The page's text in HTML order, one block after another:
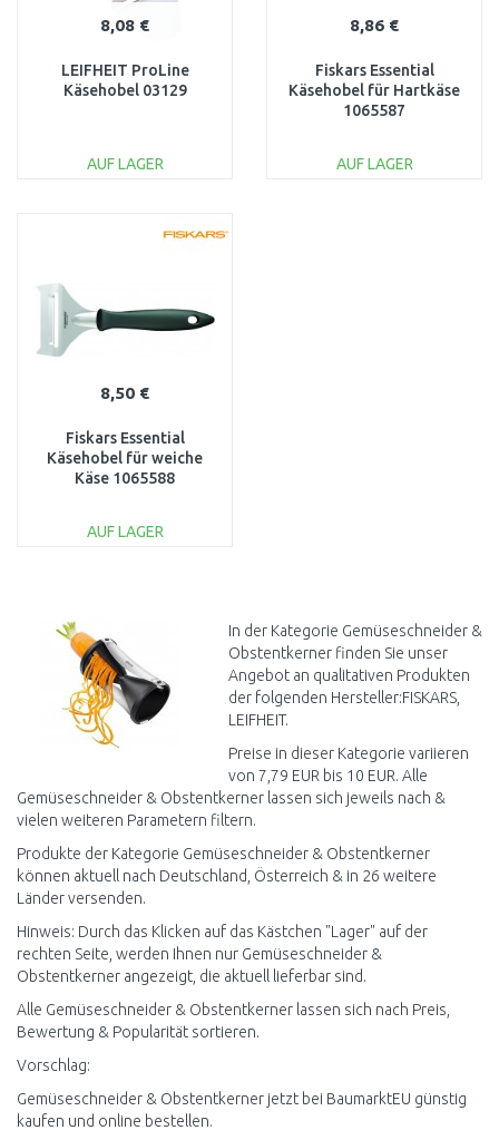
8,08 €
LEIFHEIT ProLine
Käsehobel 03129
AUF LAGER
8,86 €
Fiskars Essential
Käsehobel für Hartkäse
1065587
AUF LAGER
8,50 €
Fiskars Essential
Käsehobel für weiche
Käse 1065588
AUF LAGER
In der Kategorie Gemüseschneider &
Obstentkerner finden Sie unser
Angebot an qualitativen Produkten
der folgenden Hersteller:FISKARS,
LEIFHEIT.
Preise in dieser Kategorie variieren
von 7,79 EUR bis 10 EUR. Alle
Gemüseschneider & Obstentkerner lassen sich jeweils nach &
vielen weiteren Parametern filtern.
Produkte der Kategorie Gemüseschneider & Obstentkerner
können aktuell nach Deutschland, Österreich & in 26 weitere
Länder versenden.
Hinweis: Durch das Klicken auf das Kästchen "Lager" auf der
rechten Seite, werden Ihnen nur Gemüseschneider &
Obstentkerner angezeigt, die aktuell lieferbar sind.
Alle Gemüseschneider & Obstentkerner lassen sich nach Preis,
Bewertung & Popularität sortieren.
Vorschlag:
Gemüseschneider & Obstentkerner jetzt bei BaumarktEU günstig
kaufen und online bestellen.